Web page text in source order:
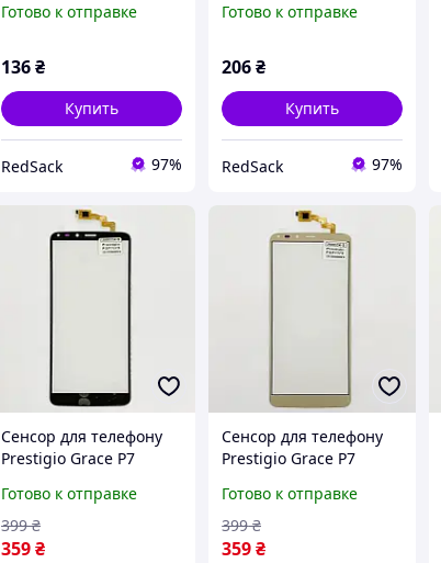
Готово к отправке
136₴
Купить
RedSack 97%
[Original PRC]
Готово к отправке
206₴
Купить
RedSack 97%
Сенсор для телефону
Prestigio Grace P7
Готово к отправке
359₴
399 ₴
Сенсор для телефону
Prestigio Grace P7
Готово к отправке
359₴
399 ₴